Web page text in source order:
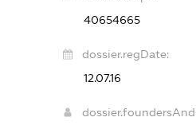
40654665
dossier.regDate:
12.07.16